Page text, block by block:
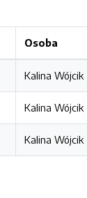
Osoba
Kalina Wójcik
Kalina Wójcik
Kalina Wójcik